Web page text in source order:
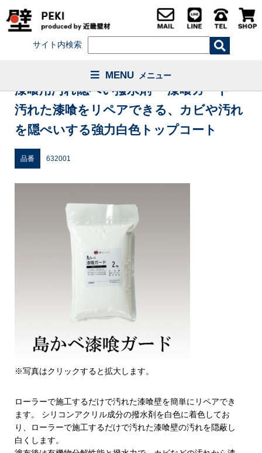
サイト内検索
MENU メニュー
漆喰用汚れ隠ぺい撥水剤・ 漆喰ガード
汚れた漆喰をリペアできる、カビや汚れ
を隠ぺいする強力白色トップコート
品番 632001
※写真はクリックすると拡大します。
ローラーで施工するだけで汚れた漆喰壁を簡単にリペアでき
ます。 シリコンアクリル成分の撥水剤を白色に着色してお
り、ローラーで施工するだけで汚れた漆喰壁の汚れを隠蔽し
白くします。